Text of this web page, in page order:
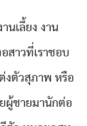
นเลี้ยง งาน
สาวที่เราชอบ
งตัวสุภาพ หรือ
ผู้ชายมานักต่อ